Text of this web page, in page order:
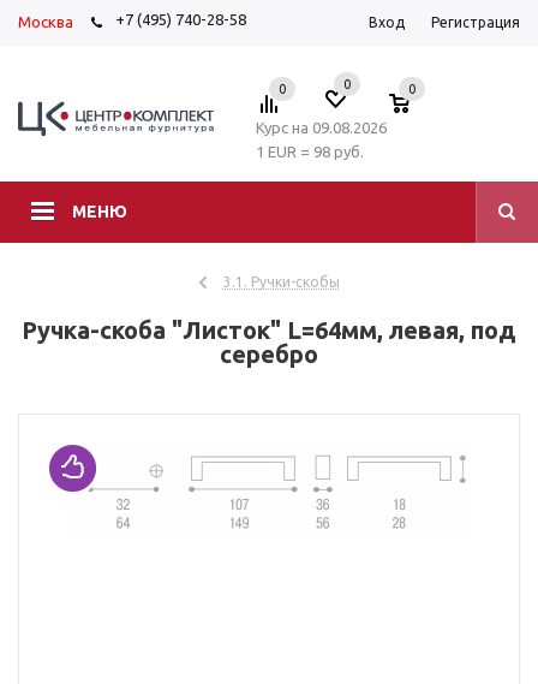
Москва +7 (495) 740-28-58 Вход Регистрация
МЕНЮ
0 0 0
Курс на 09.08.2026
1 EUR = 98 руб.
3.1. Ручки-скобы
Ручка-скоба "Листок" L=64мм, левая, под
серебро